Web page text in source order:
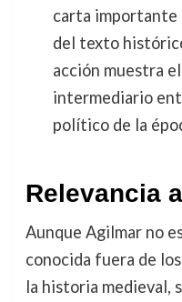
carta importante
del texto
acción muestra
intermediario
político de la
Relevancia
Aunque Agilmar no
conocida fuera de
la historia medieval,